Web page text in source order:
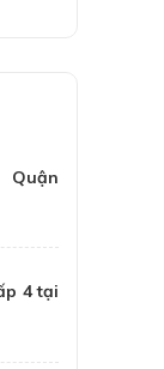
Quận
4 tại